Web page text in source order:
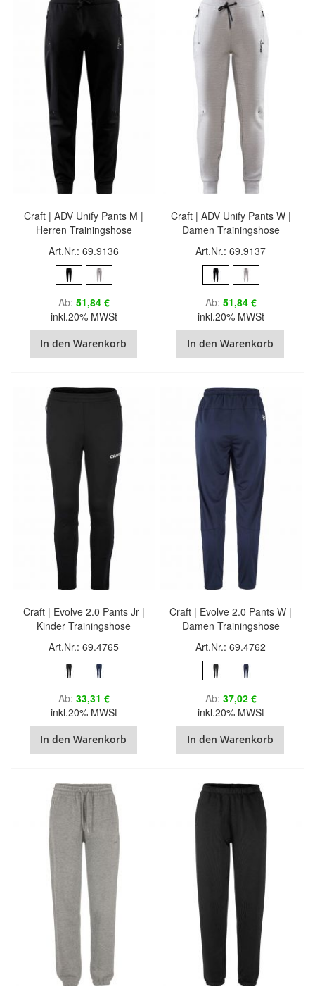
Craft | ADV Unify Pants M |
Herren Trainingshose
Art.Nr.: 69.9136
Ab 51,84 €
inkl.20% MWSt
In den Warenkorb
Craft | ADV Unify Pants W |
Damen Trainingshose
Art.Nr.: 69.9137
Ab 51,84 €
inkl.20% MWSt
In den Warenkorb
Craft | Evolve 2.0 Pants Jr |
Kinder Trainingshose
Art.Nr.: 69.4765
Ab 33,31 €
inkl.20% MWSt
In den Warenkorb
Craft | Evolve 2.0 Pants W |
Damen Trainingshose
Art.Nr.: 69.4762
Ab 37,02 €
inkl.20% MWSt
In den Warenkorb